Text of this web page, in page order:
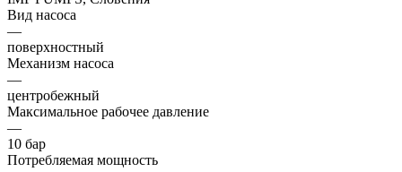
Вид насоса
—
поверхностный
Механизм насоса
—
центробежный
Максимальное рабочее давление
—
10 бар
Потребляемая мощность